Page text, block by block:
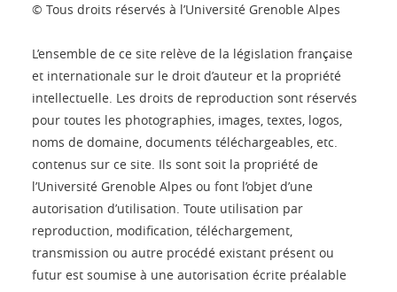
© Tous droits réservés à l’Université Grenoble Alpes
L’ensemble de ce site relève de la législation française
et internationale sur le droit d’auteur et la propriété
intellectuelle. Les droits de reproduction sont réservés
pour toutes les photographies, images, textes, logos,
noms de domaine, documents téléchargeables, etc.
contenus sur ce site. Ils sont soit la propriété de
l’Université Grenoble Alpes ou font l’objet d’une
autorisation d’utilisation. Toute utilisation par
reproduction, modification, téléchargement,
transmission ou autre procédé existant présent ou
futur est soumise à une autorisation écrite préalable